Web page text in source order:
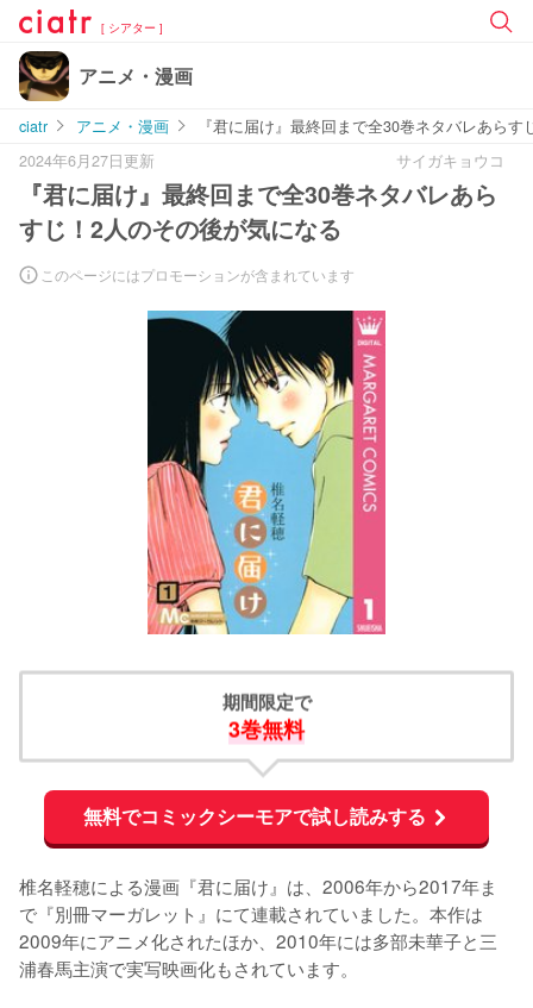
[ シアター ]
アニメ・漫画
ciatr アニメ・漫画
『君に届け』最終回まで全30巻ネタバレあら
2024年6月27日更新
サイガキョウコ
『君に届け』最終回まで全30巻ネタバレあら
すじ！2人のその後が気になる
このページにはプロモーションが含まれています
期間限定で
3巻無料
無料でコミックシーモアで試し読みする
椎名軽穂による漫画『君に届け』は、2006年から2017年ま
で『別冊マーガレット』にて連載されていました。本作は
2009年にアニメ化されたほか、2010年には多部未華子と三
浦春馬主演で実写映画化もされています。